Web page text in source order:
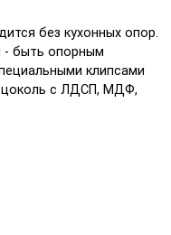
без кухонных опор.
- быть опорным
клипсами
цоколь с ЛДСП, МДФ,